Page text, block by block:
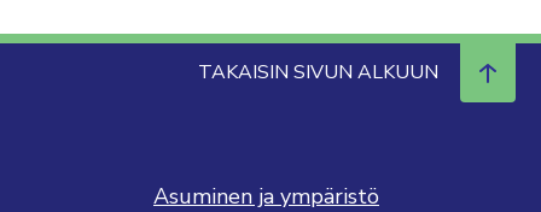
TAKAISIN SIVUN ALKUUN
Asuminen ja ympäristö